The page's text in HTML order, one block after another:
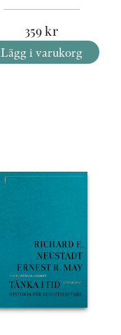
359kr
Lägg i varukorg